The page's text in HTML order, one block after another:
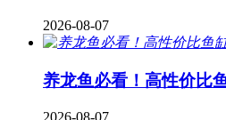
2026-08-07
养龙鱼必看！高性价比
2026-08-07